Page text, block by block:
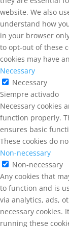
website. We also
understand how
in your browser
to opt-out of these
cookies may have
Necessary
Necessary
Siempre activado
Necessary cookies
function properly.
ensures basic
These cookies do
Non-necessary
Non-necessary
Any cookies that
to function and is
via analytics, ads,
necessary cookies.
running these